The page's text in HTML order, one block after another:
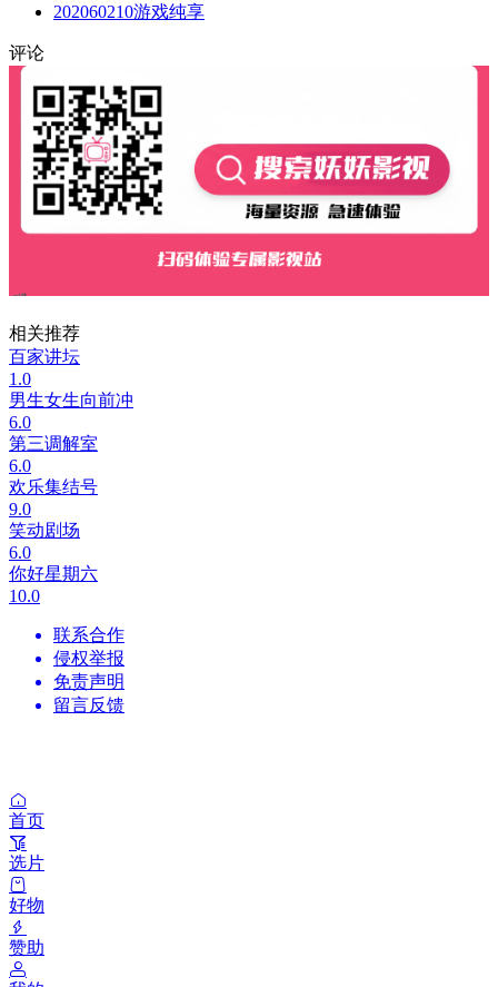
202060210游戏纯享
评论
相关推荐
百家讲坛
1.0
男生女生向前冲
6.0
第三调解室
6.0
欢乐集结号
9.0
笑动剧场
6.0
你好星期六
10.0
联系合作
侵权举报
免责声明
留言反馈
首页
选片
好物
赞助